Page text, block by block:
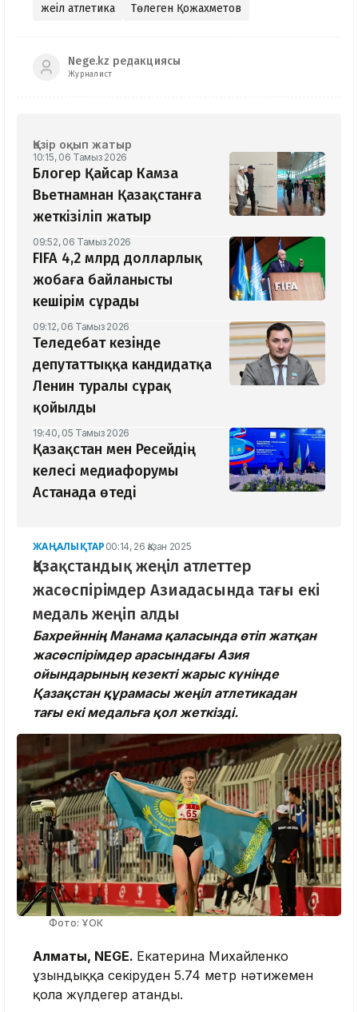
жеңіл атлетика Төлеген Қожахметов
Nege.kz редакциясы
Журналист
Қазір оқып жатыр
10:15, 06 Тамыз 2026
Блогер Қайсар Камза
Вьетнамнан Қазақстанға
жеткізіліп жатыр
09:52, 06 Тамыз 2026
FIFA 4,2 млрд долларлық
жобаға байланысты
кешірім сұрады
09:12, 06 Тамыз 2026
Теледебат кезінде
депутаттыққа кандидатқа
Ленин туралы сұрақ
қойылды
19:40, 05 Тамыз 2026
Қазақстан мен Ресейдің
келесі медиафорумы
Астанада өтеді
ЖАҢАЛЫҚТАР 00:14, 26 Қазан 2025
Қазақстандық жеңіл атлеттер
жасөспірімдер Азиадасында тағы екі
медаль жеңіп алды
Бахрейннің Манама қаласында өтіп жатқан
жасөспірімдер арасындағы Азия
ойындарының кезекті жарыс күнінде
Қазақстан құрамасы жеңіл атлетикадан
тағы екі медальға қол жеткізді.
Фото: ҰОК
Алматы, NEGE. Екатерина Михайленко
ұзындыққа секіруден 5.74 метр нәтижемен
қола жүлдегер атанды.